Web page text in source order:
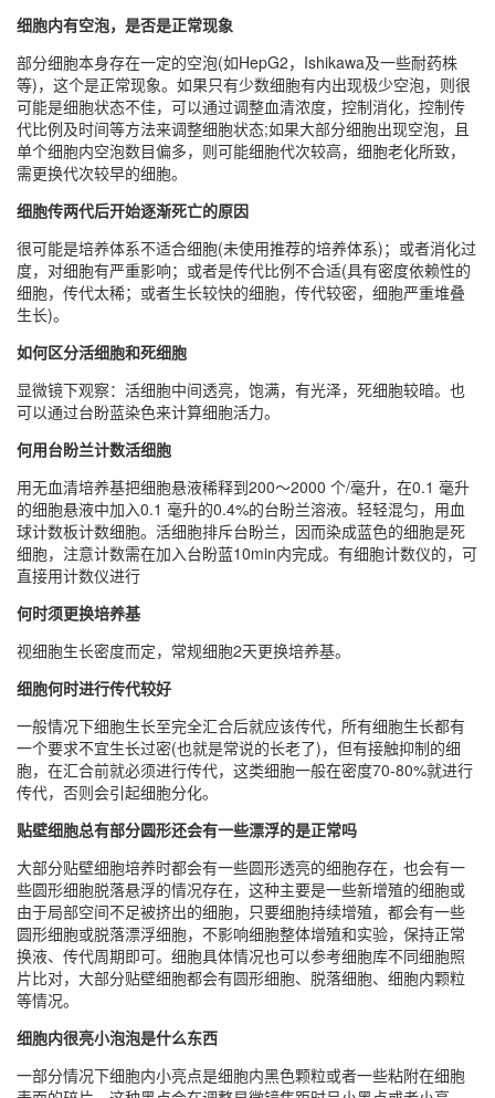
细胞内有空泡，是否是正常现象
部分细胞本身存在一定的空泡(如HepG2，Ishikawa及一些耐药株
等)，这个是正常现象。如果只有少数细胞有内出现极少空泡，则很
可能是细胞状态不佳，可以通过调整血清浓度，控制消化，控制传
代比例及时间等方法来调整细胞状态;如果大部分细胞出现空泡，且
单个细胞内空泡数目偏多，则可能细胞代次较高，细胞老化所致，
需更换代次较早的细胞。
细胞传两代后开始逐渐死亡的原因
很可能是培养体系不适合细胞(未使用推荐的培养体系)；或者消化过
度，对细胞有严重影响；或者是传代比例不合适(具有密度依赖性的
细胞，传代太稀；或者生长较快的细胞，传代较密，细胞严重堆叠
生长)。
如何区分活细胞和死细胞
显微镜下观察：活细胞中间透亮，饱满，有光泽，死细胞较暗。也
可以通过台盼蓝染色来计算细胞活力。
何用台盼兰计数活细胞
用无血清培养基把细胞悬液稀释到200～2000 个/毫升，在0.1 毫升
的细胞悬液中加入0.1 毫升的0.4%的台盼兰溶液。轻轻混匀，用血
球计数板计数细胞。活细胞排斥台盼兰，因而染成蓝色的细胞是死
细胞，注意计数需在加入台盼蓝10min内完成。有细胞计数仪的，可
直接用计数仪进行
何时须更换培养基
视细胞生长密度而定，常规细胞2天更换培养基。
细胞何时进行传代较好
一般情况下细胞生长至完全汇合后就应该传代，所有细胞生长都有
一个要求不宜生长过密(也就是常说的长老了)，但有接触抑制的细
胞，在汇合前就必须进行传代，这类细胞一般在密度70-80%就进行
传代，否则会引起细胞分化。
贴壁细胞总有部分圆形还会有一些漂浮的是正常吗
大部分贴壁细胞培养时都会有一些圆形透亮的细胞存在，也会有一
些圆形细胞脱落悬浮的情况存在，这种主要是一些新增殖的细胞或
由于局部空间不足被挤出的细胞，只要细胞持续增殖，都会有一些
圆形细胞或脱落漂浮细胞，不影响细胞整体增殖和实验，保持正常
换液、传代周期即可。细胞具体情况也可以参考细胞库不同细胞照
片比对，大部分贴壁细胞都会有圆形细胞、脱落细胞、细胞内颗粒
等情况。
细胞内很亮小泡泡是什么东西
一部分情况下细胞内小亮点是细胞内黑色颗粒或者一些粘附在细胞